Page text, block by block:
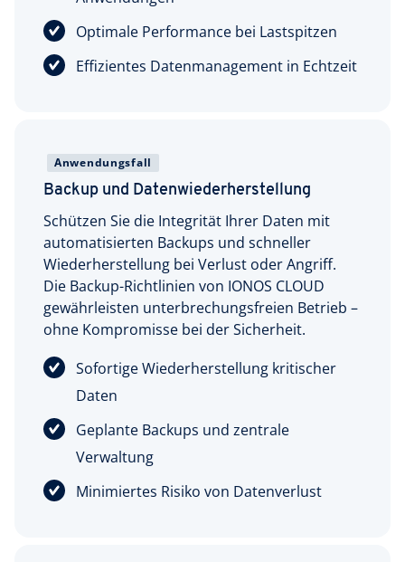
Optimale Performance bei Lastspitzen
Effizientes Datenmanagement in Echtzeit
Anwendungsfall
Backup und Datenwiederherstellung
Schützen Sie die Integrität Ihrer Daten mit
automatisierten Backups und schneller
Wiederherstellung bei Verlust oder Angriff.
Die Backup-Richtlinien von IONOS CLOUD
gewährleisten unterbrechungsfreien Betrieb –
ohne Kompromisse bei der Sicherheit.
Sofortige Wiederherstellung kritischer
Daten
Geplante Backups und zentrale
Verwaltung
Minimiertes Risiko von Datenverlust